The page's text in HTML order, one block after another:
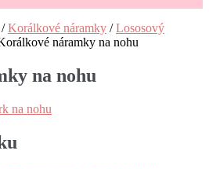
/Korálkové náramky /Lososový
náramky na nohu
na nohu